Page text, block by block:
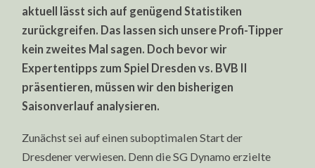
aktuell lässt sich auf genügend Statistiken
zurückgreifen. Das lassen sich unsere Profi-Tipper
kein zweites Mal sagen. Doch bevor wir
Expertentipps zum Spiel Dresden vs. BVB II
präsentieren, müssen wir den bisherigen
Saisonverlauf analysieren.
Zunächst sei auf einen suboptimalen Start der
Dresdener verwiesen. Denn die SG Dynamo erzielte